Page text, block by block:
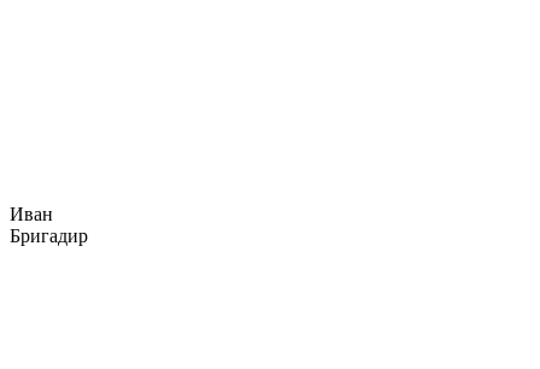
Иван
Бригадир